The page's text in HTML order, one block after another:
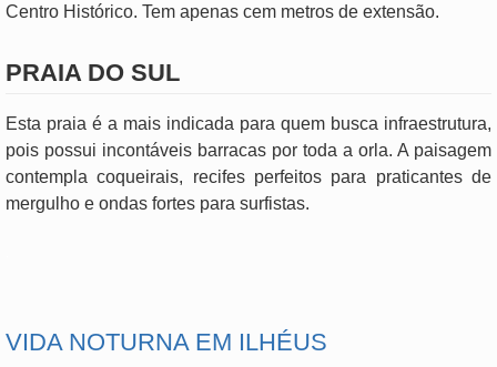
Centro Histórico. Tem apenas cem metros de extensão.
PRAIA DO SUL
Esta praia é a mais indicada para quem busca infraestrutura,
pois possui incontáveis barracas por toda a orla. A paisagem
contempla coqueirais, recifes perfeitos para praticantes de
mergulho e ondas fortes para surfistas.
VIDA NOTURNA EM ILHÉUS